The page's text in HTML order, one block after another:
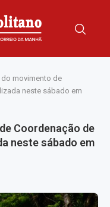
movimento de
neste sábado em
Coordenação de
neste sábado em